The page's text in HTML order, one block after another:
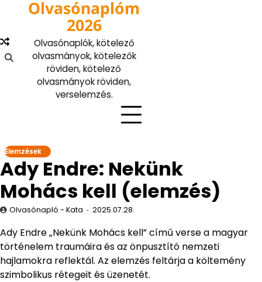
content
Olvasónaplóm
2026
Olvasónaplók, kötelező
olvasmányok, kötelezők
röviden, kötelező
olvasmányok röviden,
verselemzés.
Elemzések
Ady Endre: Nekünk
Mohács kell (elemzés)
Olvasónapló - Kata 2025.07.28.
Ady Endre „Nekünk Mohács kell” című verse a magyar
történelem traumáira és az önpusztító nemzeti
hajlamokra reflektál. Az elemzés feltárja a költemény
szimbolikus rétegeit és üzenetét.